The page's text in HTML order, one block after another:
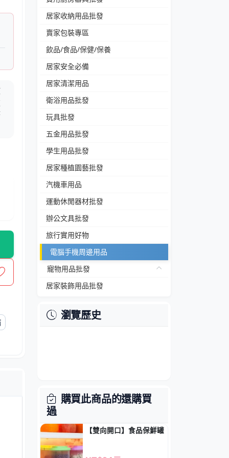
居家收納用品批發
賣家包裝專區
飲品/食品/保健/保養
居家安全必備
居家清潔用品
衛浴用品批發
玩具批發
五金用品批發
學生用品批發
居家種植園藝批發
汽機車用品
運動休閒器材批發
辦公文具批發
旅行實用好物
電腦手機周邊用品
寵物用品批發
居家裝飾用品批發
瀏覽歷史
購買此商品的還購買
過
【雙向開口】食品保鮮罐 - 密封雜糧收納盒